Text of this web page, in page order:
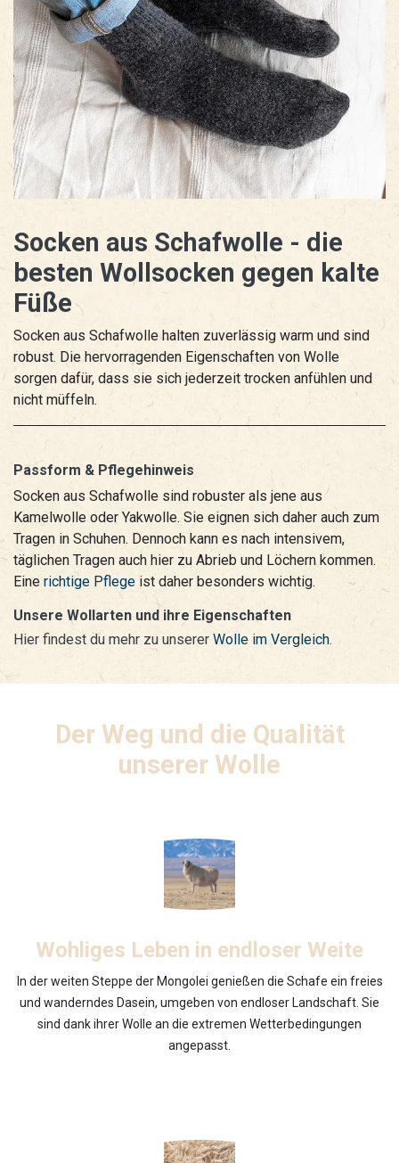
Socken aus Schafwolle - die
besten Wollsocken gegen kalte
Füße
Socken aus Schafwolle halten zuverlässig warm und sind
robust. Die hervorragenden Eigenschaften von Wolle
sorgen dafür, dass sie sich jederzeit trocken anfühlen und
nicht müffeln.
Passform & Pflegehinweis
Socken aus Schafwolle sind robuster als jene aus
Kamelwolle oder Yakwolle. Sie eignen sich daher auch zum
Tragen in Schuhen. Dennoch kann es nach intensivem,
täglichen Tragen auch hier zu Abrieb und Löchern kommen.
Eine richtige Pflege ist daher besonders wichtig.
Unsere Wollarten und ihre Eigenschaften
Hier findest du mehr zu unserer Wolle im Vergleich.
Der Weg und die Qualität
unserer Wolle
Wohliges Leben in endloser Weite
In der weiten Steppe der Mongolei genießen die Schafe ein freies
und wanderndes Dasein, umgeben von endloser Landschaft. Sie
sind dank ihrer Wolle an die extremen Wetterbedingungen
angepasst.